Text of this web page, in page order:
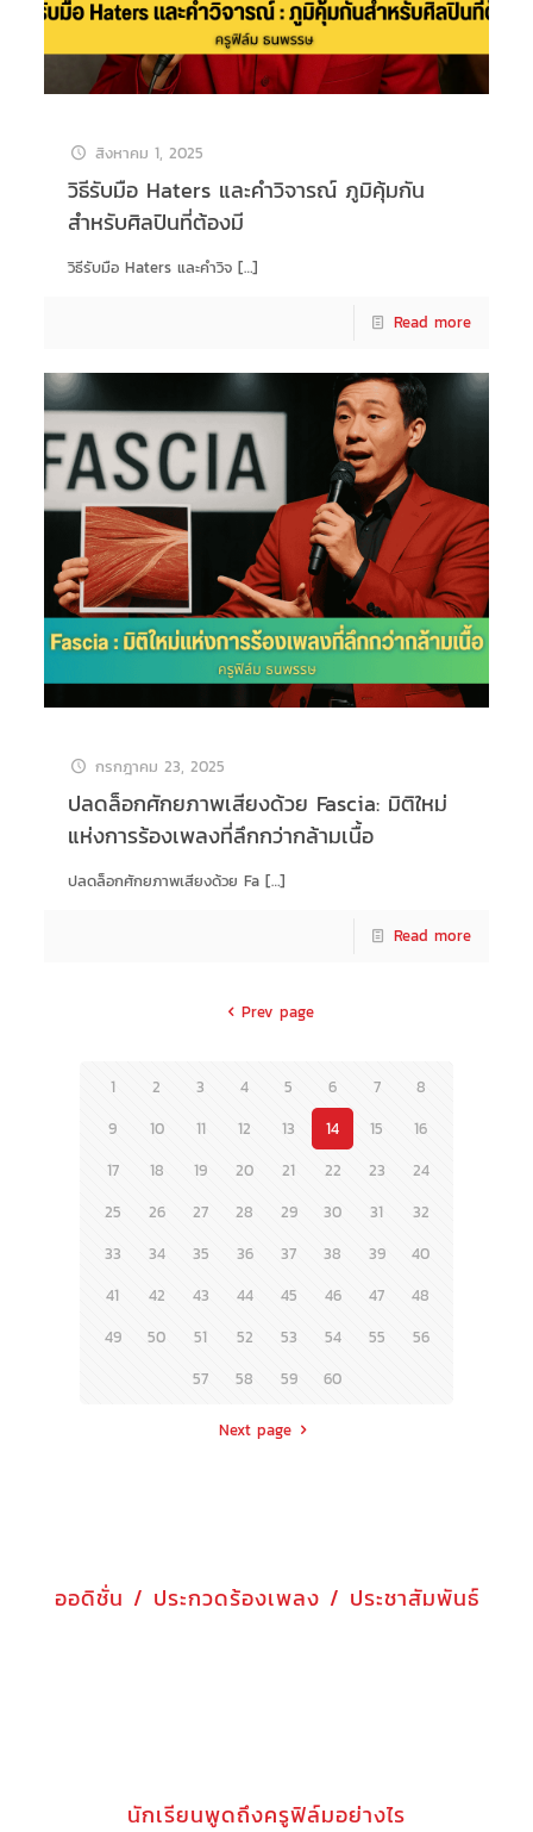
สิงหาคม 1, 2025
วิธีรับมือ Haters และคำวิจารณ์ ภูมิคุ้มกัน
สำหรับศิลปินที่ต้องมี ️
วิธีรับมือ Haters และคำวิจ[…]
Read more
กรกฎาคม 23, 2025
ปลดล็อกศักยภาพเสียงด้วย Fascia: มิติใหม่
แห่งการร้องเพลงที่ลึกกว่ากล้ามเนื้อ
ปลดล็อกศักยภาพเสียงด้วย Fa[…]
Read more
Prev page
1 2 3 4 5 6 7
8
9
10 11 12 13 14 15
16
17
18 19 20 21 22 23
24
25
26 27 28 29 30 31
32
33
34 35 36 37 38 39
40
41
42 43 44 45 46 47
48
49
50 51 52 53 54 55
56
57
58 59 60
Next page
ออดิชั่น / ประกวดร้องเพลง / ประชาสัมพันธ์
นักเรียนพูดถึงครูฟิล์มอย่างไร